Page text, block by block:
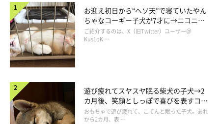
お迎え初日から“ヘソ天”で寝ていたやん
ちゃなコーギー子犬が7才に→ニコニ
コ“コーギースマイル”が魅力のコに成
長！
ご紹介するのは、X（旧Twitter）ユーザー＠
Kus1oK …
遊び疲れてスヤスヤ眠る柴犬の子犬→2
カ月後、笑顔としっぽで喜びを表すコに
成長！
おもちゃで遊び疲れて、こてんと眠った子犬。あれ
から2カ月、表 …